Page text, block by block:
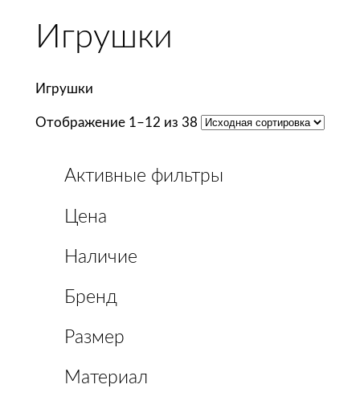
Игрушки
Игрушки
Отображение 1–12 из 38
Активные фильтры
Цена
Наличие
Бренд
Размер
Материал